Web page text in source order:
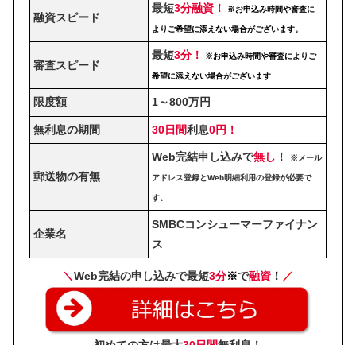
融資スピード
最短3分融資！ ※お申込み時間や審査に
よりご希望に添えない場合がございます。
審査スピード
最短3分！ ※お申込み時間や審査によりご
希望に添えない場合がございます
限度額 1～800万円
無利息の期間 30日間利息0円！
郵送物の有無
Web完結申し込みで無し ！ ※メール
アドレス登録とWeb明細利用の登録が必要で
す。
企業名
SMBCコンシューマーファイナン
ス
＼Web完結の申し込みで最短3分※で融資 ！ ／